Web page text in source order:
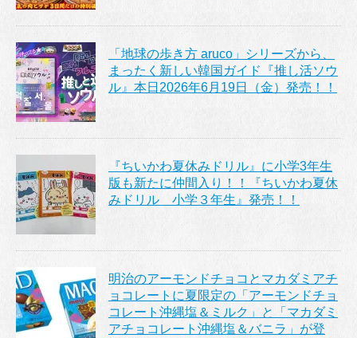
「地球の歩き方 aruco」シリーズから、
まったく新しい韓国ガイド『推し活ソウ
ル』本日2026年6月19日（金）発売！！
『ちいかわ夏休みドリル』に小学3年生
版も新たに仲間入り！！『ちいかわ夏休
みドリル 小学３年生』発売！！
明治のアーモンドチョコとマカダミアチ
ョコレートに夏限定の「アーモンドチョ
コレート沖縄塩＆ミルク」と「マカダミ
アチョコレート沖縄塩＆バニラ」が登